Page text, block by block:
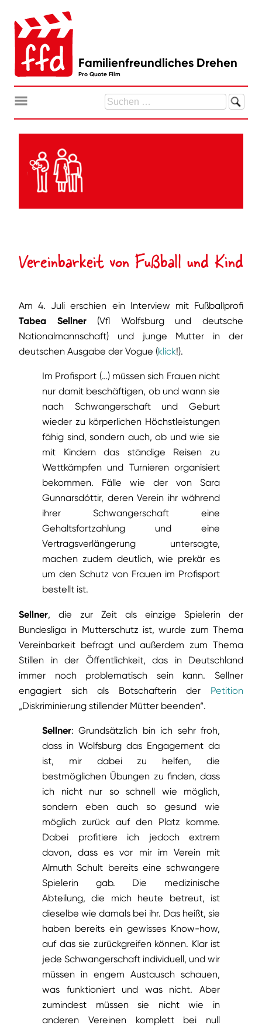
Inhalt
springen
Familienfreundliches Drehen
Pro Quote Film
Suchen
Vereinbarkeit von Fußball und Kind
Am 4. Juli erschien ein Interview mit Fußballprofi
Tabea Sellner(Vfl Wolfsburg und deutsche
Nationalmannschaft) und junge Mutter in der
deutschen Ausgabe der Vogue (klick!).
Im Profisport (…) müssen sich Frauen nicht
nur damit beschäftigen, ob und wann sie
nach Schwangerschaft und Geburt
wieder zu körperlichen Höchstleistungen
fähig sind, sondern auch, ob und wie sie
mit Kindern das ständige Reisen zu
Wettkämpfen und Turnieren organisiert
bekommen. Fälle wie der von Sara
Gunnarsdóttir, deren Verein ihr während
ihrer Schwangerschaft eine
Gehaltsfortzahlung und eine
Vertragsverlängerung untersagte,
machen zudem deutlich, wie prekär es
um den Schutz von Frauen im Profisport
bestellt ist.
Sellner, die zur Zeit als einzige Spielerin der
Bundesliga in Mutterschutz ist, wurde zum Thema
Vereinbarkeit befragt und außerdem zum Thema
Stillen in der Öffentlichkeit, das in Deutschland
immer noch problematisch sein kann. Sellner
engagiert sich als Botschafterin der Petition
„Diskriminierung stillender Mütter beenden“.
Sellner: Grundsätzlich bin ich sehr froh,
dass in Wolfsburg das Engagement da
ist, mir dabei zu helfen, die
bestmöglichen Übungen zu finden, dass
ich nicht nur so schnell wie möglich,
sondern eben auch so gesund wie
möglich zurück auf den Platz komme.
Dabei profitiere ich jedoch extrem
davon, dass es vor mir im Verein mit
Almuth Schult bereits eine schwangere
Spielerin gab. Die medizinische
Abteilung, die mich heute betreut, ist
dieselbe wie damals bei ihr. Das heißt, sie
haben bereits ein gewisses Know-how,
auf das sie zurückgreifen können. Klar ist
jede Schwangerschaft individuell, und wir
müssen in engem Austausch schauen,
was funktioniert und was nicht. Aber
zumindest müssen sie nicht wie in
anderen Vereinen komplett bei null